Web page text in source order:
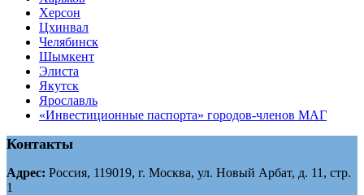
Херсон
Цхинвал
Челябинск
Шымкент
Элиста
Якутск
Ярославль
«Инвестиционные паспорта» городов-членов МАГ
Контакты
Адрес: Россия, 119019, г. Москва, ул. Новый Арбат, д. 11, стр.
1